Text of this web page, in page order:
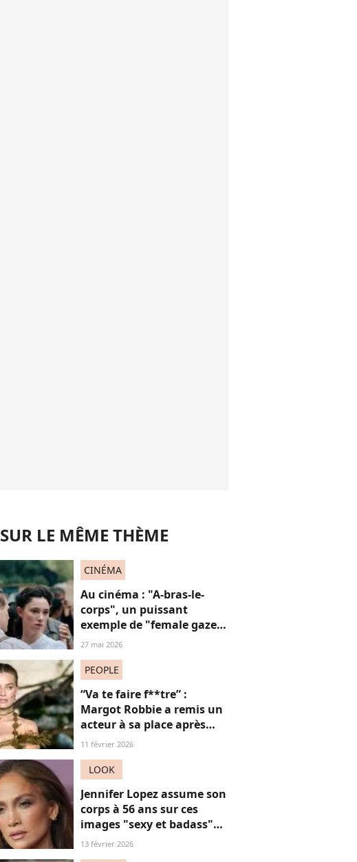
SUR LE MÊME THÈME
CINÉMA
Au cinéma : "A-bras-le-
corps", un puissant
exemple de "female gaze"
à voir à tout prix
27 mai 2026
PEOPLE
“Va te faire f**tre” :
Margot Robbie a remis un
acteur à sa place après
qu’il lui a conseillé de
11 février 2026
LOOK
Jennifer Lopez assume son
corps à 56 ans sur ces
images "sexy et badass"
mais ça ne plaît pas à tout
13 février 2026